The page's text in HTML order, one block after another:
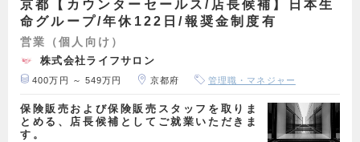
京都【カウンターセールス/店長候補】日本生
命グループ/年休122日/報奨金制度有
営業（個人向け）
株式会社ライフサロン
400万円 ～ 549万円 京都府 管理職・マネジャー
保険販売および保険販売スタッフを取りま
とめる、店長候補としてご就業いただきま
す。